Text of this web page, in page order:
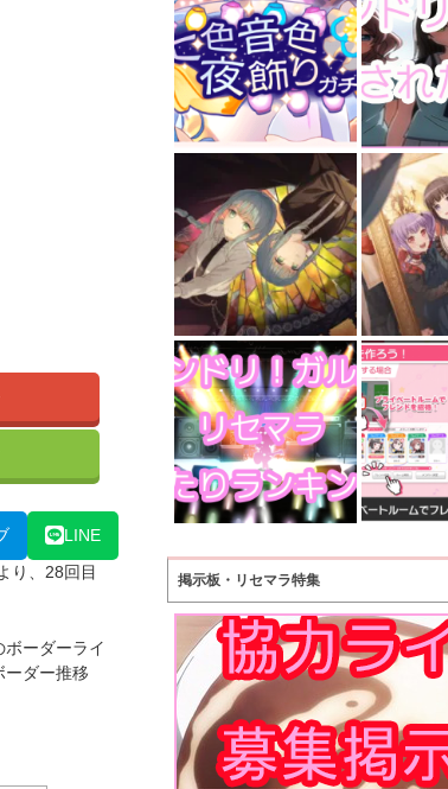
LINE
り、28回目
ーダーライ
ーダー推移
掲示板・リセマラ特集